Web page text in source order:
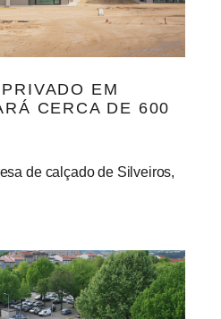
EM
CERCA DE 600
de calçado de Silveiros,